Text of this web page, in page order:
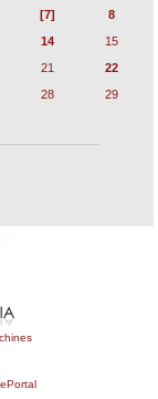
[7]
8
14
15
21
22
28
29